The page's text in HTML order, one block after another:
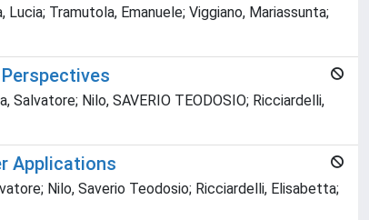
Lucia; Tramutola, Emanuele; Viggiano, Mariassunta;
Salvatore; Nilo, SAVERIO TEODOSIO; Ricciardelli,
Applications
Nilo, Saverio Teodosio; Ricciardelli, Elisabetta;